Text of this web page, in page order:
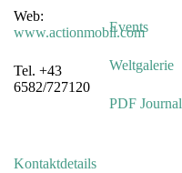
Web:
www.actionmobil.com
Tel. +43
6582/727120
Kontaktdetails
Events
Weltgalerie
PDF Journal